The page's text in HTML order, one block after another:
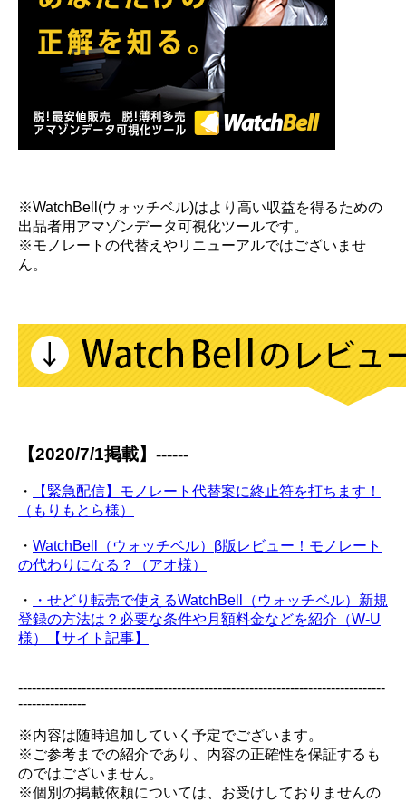
※WatchBell(ウォッチベル)はより高い収益を得るための
出品者用アマゾンデータ可視化ツールです。
※モノレートの代替えやリニューアルではございませ
ん。
【2020/7/1掲載】------
・
【緊急配信】モノレート代替案に終止符を打ちます！
（もりもとら様）
・ WatchBell（ウォッチベル）β版レビュー！モノレート
の代わりになる？（アオ様）
・
・せどり転売で使えるWatchBell（ウォッチベル）新規
登録の方法は？必要な条件や月額料金などを紹介（W-U
様）【サイト記事】
---------------------------------------------------------------------------------
---------------
※内容は随時追加していく予定でございます。
※ご参考までの紹介であり、内容の正確性を保証するも
のではございません。
※個別の掲載依頼については、お受けしておりませんの